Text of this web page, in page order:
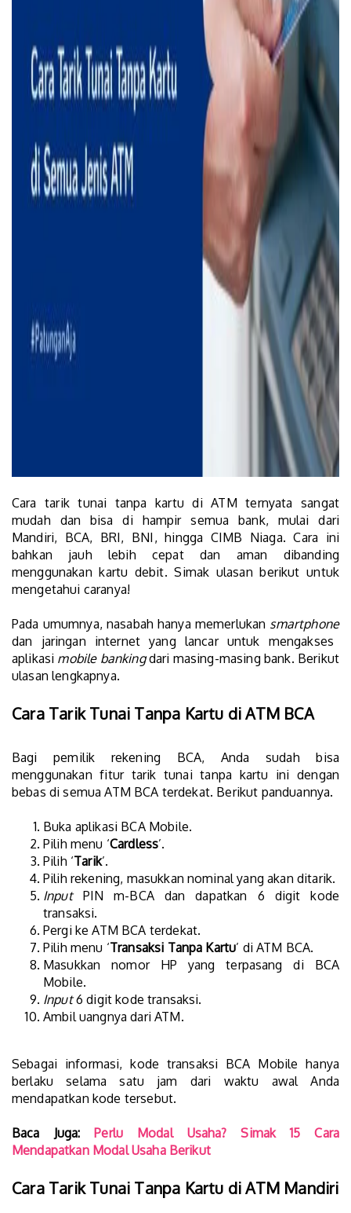
Cara tarik tunai tanpa kartu di ATM ternyata sangat
mudah dan bisa di hampir semua bank, mulai dari
Mandiri, BCA, BRI, BNI, hingga CIMB Niaga. Cara ini
bahkan jauh lebih cepat dan aman dibanding
menggunakan kartu debit. Simak ulasan berikut untuk
mengetahui caranya!
Pada umumnya, nasabah hanya memerlukan smartphone
dan jaringan internet yang lancar untuk mengakses
aplikasi mobile bankingdari masing-masing bank. Berikut
ulasan lengkapnya.
Cara Tarik Tunai Tanpa Kartu di ATM BCA
Bagi pemilik rekening BCA, Anda sudah bisa
menggunakan fitur tarik tunai tanpa kartu ini dengan
bebas di semua ATM BCA terdekat. Berikut panduannya.
Buka aplikasi BCA Mobile.
Pilih menu ‘Cardless’.
Pilih ‘Tarik’.
Pilih rekening, masukkan nominal yang akan ditarik.
InputPIN m-BCA dan dapatkan 6 digit kode
transaksi.
Pergi ke ATM BCA terdekat.
Pilih menu ‘Transaksi Tanpa Kartu’ di ATM BCA.
Masukkan nomor HP yang terpasang di BCA
Mobile.
Input6 digit kode transaksi.
Ambil uangnya dari ATM.
Sebagai informasi, kode transaksi BCA Mobile hanya
berlaku selama satu jam dari waktu awal Anda
mendapatkan kode tersebut.
Baca Juga: Perlu Modal Usaha? Simak 15 Cara
Mendapatkan Modal Usaha Berikut
Cara Tarik Tunai Tanpa Kartu di ATM Mandiri